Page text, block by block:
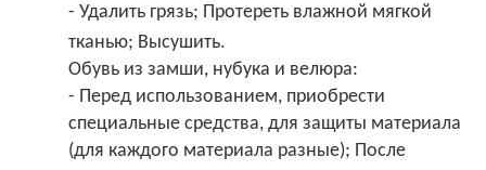
- Удалить грязь; Протереть влажной мягкой
тканью; Высушить.
Обувь из замши, нубука и велюра:
- Перед использованием, приобрести
специальные средства, для защиты материала
(для каждого материала разные); После